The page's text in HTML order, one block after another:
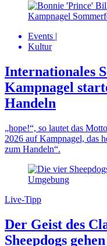
Events |
Kultur
Internationales
Kampnagel
Handeln
„hope!“, so lautet das
2026 auf Kampnagel, das
zum Handeln“.
Live-Tipp
Der Geist des
Sheepdogs